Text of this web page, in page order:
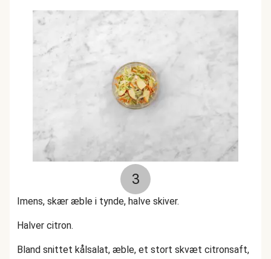
3
Imens, skær æble i tynde, halve skiver.
Halver citron.
Bland snittet kålsalat, æble, et stort skvæt citronsaft,